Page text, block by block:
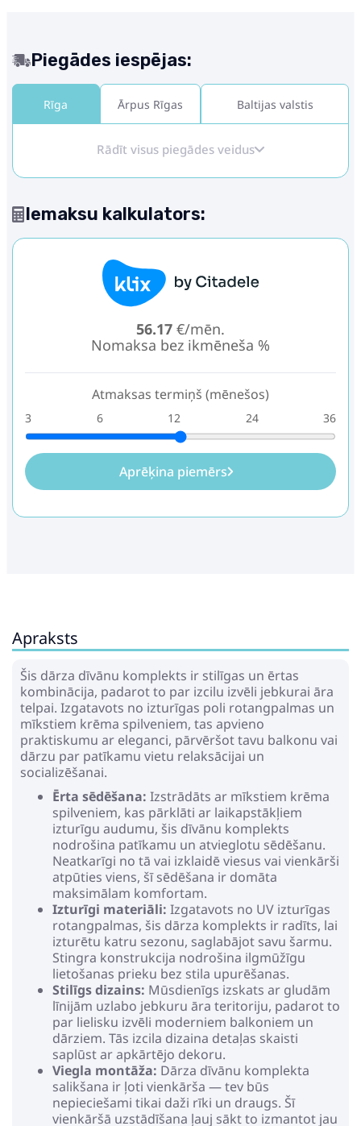
Piegādes iespējas:
Rīga Ārpus Rīgas Baltijas valstis
Rādīt visus piegādes veidus
Iemaksu kalkulators:
56.17 €/mēn.
Nomaksa bez ikmēneša %
Atmaksas termiņš (mēnešos)
3 6 12 24 36
Aprēķina piemērs
Apraksts
Šis dārza dīvānu komplekts ir stilīgas un ērtas
kombinācija, padarot to par izcilu izvēli jebkurai āra
telpai. Izgatavots no izturīgas poli rotangpalmas un
mīkstiem krēma spilveniem, tas apvieno
praktiskumu ar eleganci, pārvēršot tavu balkonu vai
dārzu par patīkamu vietu relaksācijai un
socializēšanai.
Ērta sēdēšana: Izstrādāts ar mīkstiem krēma
spilveniem, kas pārklāti ar laikapstākļiem
izturīgu audumu, šis dīvānu komplekts
nodrošina patīkamu un atvieglotu sēdēšanu.
Neatkarīgi no tā vai izklaidē viesus vai vienkārši
atpūties viens, šī sēdēšana ir domāta
maksimālam komfortam.
Izturīgi materiāli: Izgatavots no UV izturīgas
rotangpalmas, šis dārza komplekts ir radīts, lai
izturētu katru sezonu, saglabājot savu šarmu.
Stingra konstrukcija nodrošina ilgmūžīgu
lietošanas prieku bez stila upurēšanas.
Stilīgs dizains: Mūsdienīgs izskats ar gludām
līnijām uzlabo jebkuru āra teritoriju, padarot to
par lielisku izvēli moderniem balkoniem un
dārziem. Tās izcila dizaina detaļas skaisti
saplūst ar apkārtējo dekoru.
Viegla montāža: Dārza dīvānu komplekta
salikšana ir ļoti vienkārša — tev būs
nepieciešami tikai daži rīki un draugs. Šī
vienkāršā uzstādīšana ļauj sākt to izmantot jau